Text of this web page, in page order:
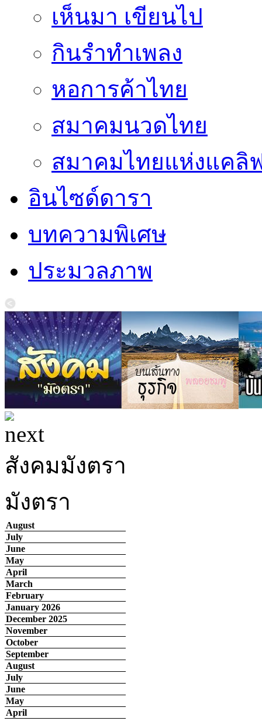
เห็นมา เขียนไป
กินรำทำเพลง
หอการค้าไทย
สมาคมนวดไทย
สมาคมไทยแห่งแคลิ
อินไซด์ดารา
บทความพิเศษ
ประมวลภาพ
สังคมมังตรา
มังตรา
August
July
June
May
April
March
February
January 2026
December 2025
November
October
September
August
July
June
May
April